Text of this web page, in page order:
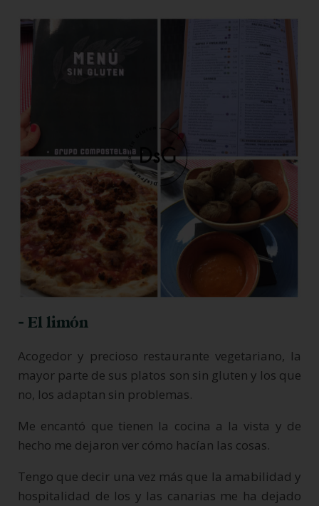
- El limón
Acogedor y precioso restaurante vegetariano, la
mayor parte de sus platos son sin gluten y los que
no, los adaptan sin problemas.
Me encantó que tienen la cocina a la vista y de
hecho me dejaron ver cómo hacían las cosas.
Tengo que decir una vez más que la amabilidad y
hospitalidad de los y las canarias me ha dejado